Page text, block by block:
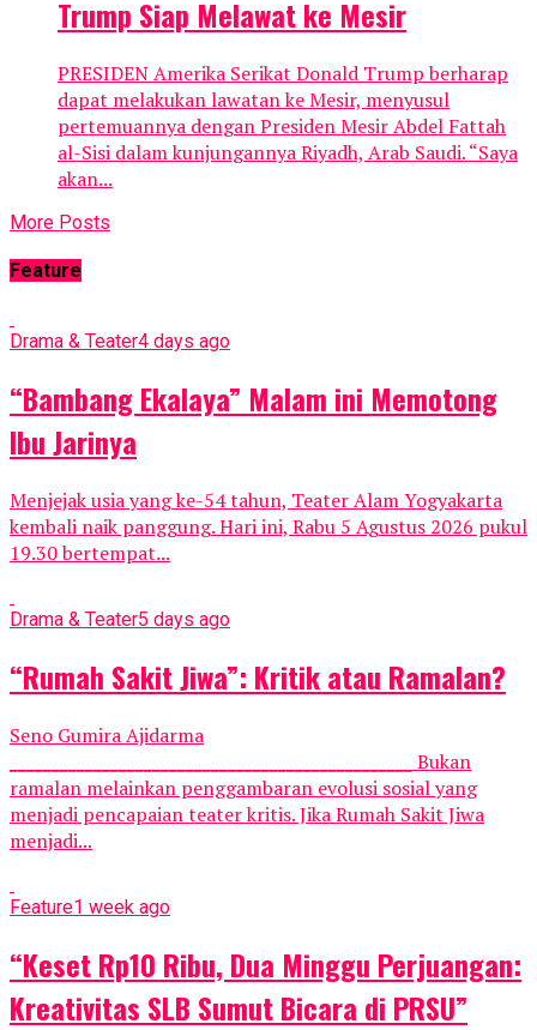
Trump Siap Melawat ke Mesir
PRESIDEN Amerika Serikat Donald Trump berharap
dapat melakukan lawatan ke Mesir, menyusul
pertemuannya dengan Presiden Mesir Abdel Fattah
al-Sisi dalam kunjungannya Riyadh, Arab Saudi. “Saya
akan...
More Posts
Feature
Drama & Teater4 days ago
“Bambang Ekalaya” Malam ini Memotong
Ibu Jarinya
Menjejak usia yang ke-54 tahun, Teater Alam Yogyakarta
kembali naik panggung. Hari ini, Rabu 5 Agustus 2026 pukul
19.30 bertempat...
Drama & Teater5 days ago
“Rumah Sakit Jiwa”: Kritik atau Ramalan?
Seno Gumira Ajidarma
________________________________________________ Bukan
ramalan melainkan penggambaran evolusi sosial yang
menjadi pencapaian teater kritis. Jika Rumah Sakit Jiwa
menjadi...
Feature1 week ago
“Keset Rp10 Ribu, Dua Minggu Perjuangan:
Kreativitas SLB Sumut Bicara di PRSU”